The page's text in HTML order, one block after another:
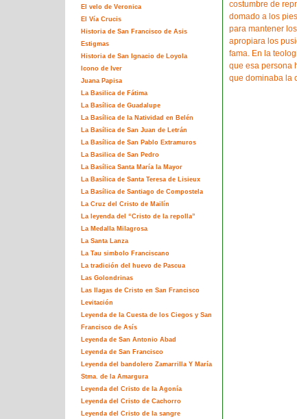
El velo de Veronica
El Vía Crucis
Historia de San Francisco de Asis
Estigmas
Historia de San Ignacio de Loyola
Icono de Iver
Juana Papisa
La Basilica de Fátima
La Basílica de Guadalupe
La Basílica de la Natividad en Belén
La Basílica de San Juan de Letrán
La Basílica de San Pablo Extramuros
La Basilica de San Pedro
La Basílica Santa María la Mayor
La Basílica de Santa Teresa de Lisieux
La Basílica de Santiago de Compostela
La Cruz del Cristo de Mailín
La leyenda del “Cristo de la repolla”
La Medalla Milagrosa
La Santa Lanza
La Tau simbolo Franciscano
La tradición del huevo de Pascua
Las Golondrinas
Las llagas de Cristo en San Francisco
Levitación
Leyenda de la Cuesta de los Ciegos y San
Francisco de Asís
Leyenda de San Antonio Abad
Leyenda de San Francisco
Leyenda del bandolero Zamarrilla Y María
Stma. de la Amargura
Leyenda del Cristo de la Agonía
Leyenda del Cristo de Cachorro
Leyenda del Cristo de la sangre
costumbre de
domado a los
para mantener
apropiara los
fama. En la
que esa persona
que dominaba la